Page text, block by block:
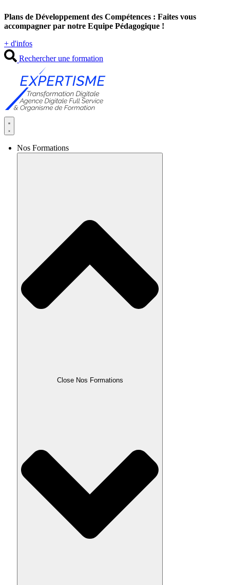
au
contenu
Plans de Développement des Compétences : Faites vous
accompagner par notre Equipe Pédagogique !
+ d'infos
Rechercher une formation
Nos Formations
Close Nos Formations